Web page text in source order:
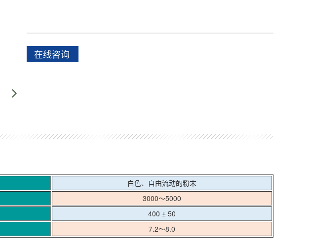
在线咨询
白色、自由流动的粉末
3000～5000
400 ± 50
7.2～8.0